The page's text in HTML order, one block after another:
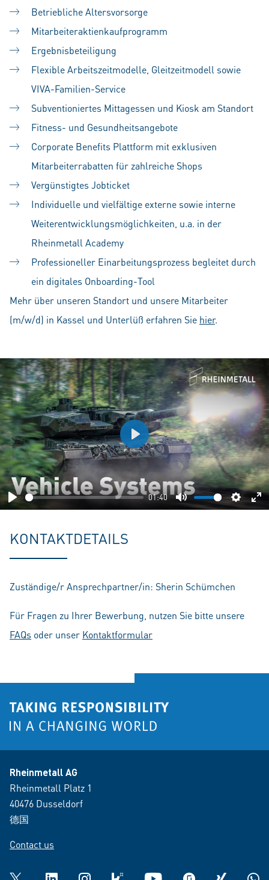
Betriebliche Altersvorsorge
Mitarbeiteraktienkaufprogramm
Ergebnisbeteiligung
Flexible Arbeitszeitmodelle, Gleitzeitmodell sowie
VIVA-Familien-Service
Subventioniertes Mittagessen und Kiosk am Standort
Fitness- und Gesundheitsangebote
Corporate Benefits Plattform mit exklusiven
Mitarbeiterrabatten für zahlreiche Shops
Vergünstigtes Jobticket
Individuelle und vielfältige externe sowie interne
Weiterentwicklungsmöglichkeiten, u.a. in der
Rheinmetall Academy
Professioneller Einarbeitungsprozess begleitet durch
ein digitales Onboarding-Tool
Mehr über unseren Standort und unsere Mitarbeiter
(m/w/d) in Kassel und Unterlüß erfahren Sie hier.
Play
01:40
Mute
Play
KONTAKTDETAILS
Zuständige/r Ansprechpartner/in: Sherin Schümchen
Für Fragen zu Ihrer Bewerbung, nutzen Sie bitte unsere
FAQs oder unser Kontaktformular
Rheinmetall AG
Rheinmetall Platz 1
40476 Dusseldorf
德国
Contact us